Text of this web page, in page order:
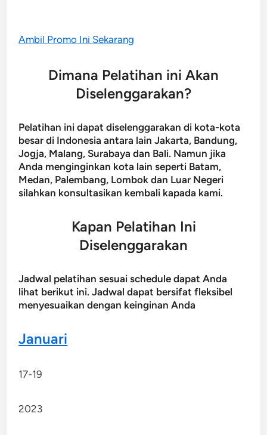
Ambil Promo Ini Sekarang
Dimana Pelatihan ini Akan
Diselenggarakan?
Pelatihan ini dapat diselenggarakan di kota-kota
besar di Indonesia antara lain Jakarta, Bandung,
Jogja, Malang, Surabaya dan Bali. Namun jika
Anda menginginkan kota lain seperti Batam,
Medan, Palembang, Lombok dan Luar Negeri
silahkan konsultasikan kembali kapada kami.
Kapan Pelatihan Ini
Diselenggarakan
Jadwal pelatihan sesuai schedule dapat Anda
lihat berikut ini. Jadwal dapat bersifat fleksibel
menyesuaikan dengan keinginan Anda
Januari
17-19
2023